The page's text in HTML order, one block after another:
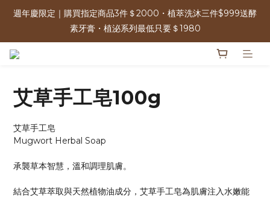
週年慶限定｜購買指定商品3件＄2000・植萃洗沐三件$999送酵
素牙膏・植泌系列最低只要＄1980
週年慶限定｜購買指定商品3件＄2000・植萃洗沐三件$999送酵
素牙膏・植泌系列最低只要＄1980
免運優惠中 | 07/17-07/17 週年慶加碼 全館0元免運日
週年慶限定｜購買指定商品3件＄2000・植萃洗沐三件$999送酵
艾草手工皂100g
艾草手工皂
Mugwort Herbal Soap
承襲草本智慧，溫和調理肌膚。
結合艾草萃取與天然植物油成分，艾草手工皂為肌膚注入水嫩能